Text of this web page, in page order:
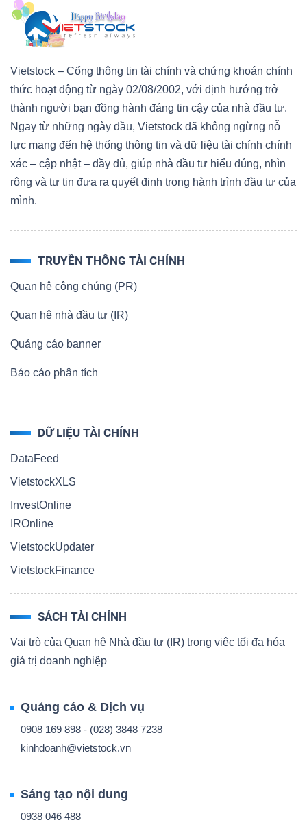
Vietstock – Cổng thông tin tài chính và chứng khoán chính
thức hoạt động từ ngày 02/08/2002, với định hướng trở
thành người bạn đồng hành đáng tin cậy của nhà đầu tư.
Ngay từ những ngày đầu, Vietstock đã không ngừng nỗ
lực mang đến hệ thống thông tin và dữ liệu tài chính chính
xác – cập nhật – đầy đủ, giúp nhà đầu tư hiểu đúng, nhìn
rộng và tự tin đưa ra quyết định trong hành trình đầu tư của
mình.
TRUYỀN THÔNG TÀI CHÍNH
Quan hệ công chúng (PR)
Quan hệ nhà đầu tư (IR)
Quảng cáo banner
Báo cáo phân tích
DỮ LIỆU TÀI CHÍNH
DataFeed
VietstockXLS
InvestOnline
IROnline
VietstockUpdater
VietstockFinance
SÁCH TÀI CHÍNH
Vai trò của Quan hệ Nhà đầu tư (IR) trong việc tối đa hóa
giá trị doanh nghiệp
Quảng cáo & Dịch vụ
0908 169 898 - (028) 3848 7238
kinhdoanh@vietstock.vn
Sáng tạo nội dung
0938 046 488